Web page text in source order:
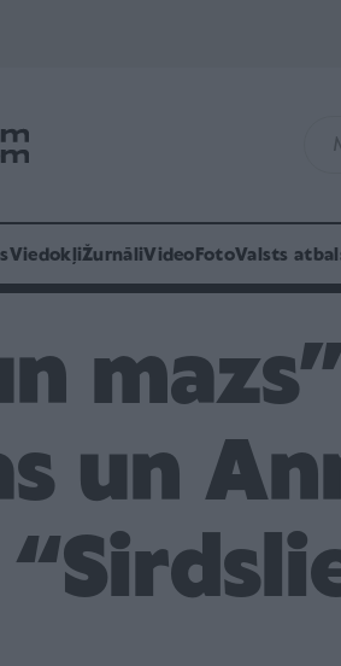
ViedokļiŽurnāliVideo FotoValsts
un